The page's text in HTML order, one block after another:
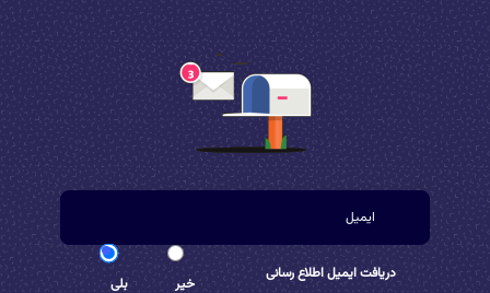
دریافت ایمیل اطلاع رسانی
خیر بلی